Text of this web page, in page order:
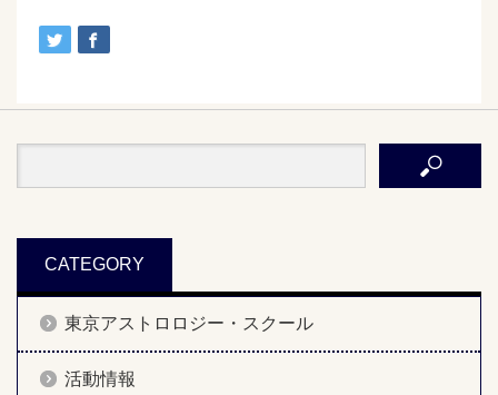
CATEGORY
東京アストロロジー・スクール
活動情報